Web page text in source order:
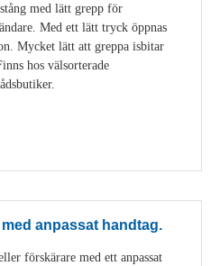
med lätt grepp för
Med ett lätt tryck öppnas
Mycket lätt att greppa isbitar
hos välsorterade
med anpassat handtag.
förskärare med ett anpassat